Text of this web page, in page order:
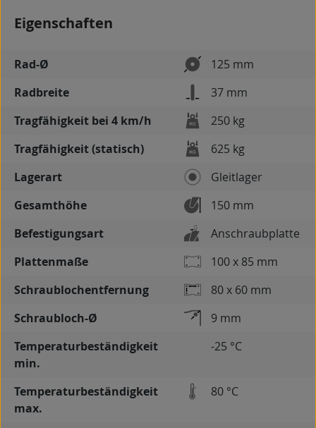
Eigenschaften
Rad-Ø
125 mm
Radbreite
37 mm
Tragfähigkeit bei 4 km/h
250 kg
Tragfähigkeit (statisch)
625 kg
Lagerart
Gleitlager
Gesamthöhe
150 mm
Befestigungsart
Anschraubplatte
Plattenmaße
100 x 85 mm
Schraublochentfernung
80 x 60 mm
Schraubloch-Ø
9 mm
Temperaturbeständigkeit
min.
-25 °C
Temperaturbeständigkeit
max.
80 °C